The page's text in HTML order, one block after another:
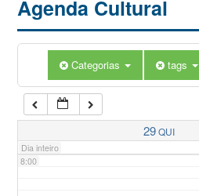
Agenda Cultural
Categorias tags
29QUI
Dia inteiro
5:00
7:00
8:00